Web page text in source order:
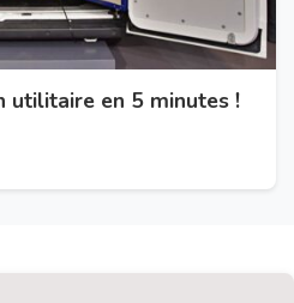
utilitaire en 5 minutes !